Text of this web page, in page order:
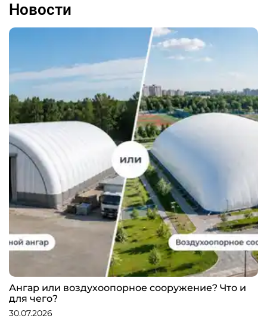
Новости
Ангар или воздухоопорное сооружение? Что и
для чего?
30.07.2026